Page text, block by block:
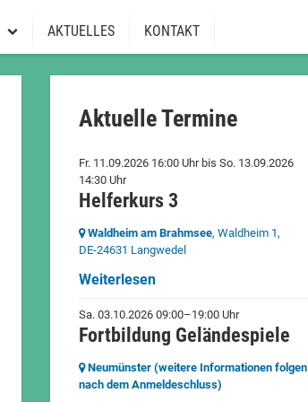
AKTUELLES KONTAKT
Aktuelle Termine
Fr. 11.09.2026 16:00 Uhr bisSo. 13.09.2026
14:30 Uhr
Helferkurs 3
Waldheim am Brahmsee, Waldheim 1,
DE-24631 Langwedel
Weiterlesen
Sa. 03.10.2026 09:00–19:00 Uhr
Fortbildung Geländespiele
Neumünster (weitere Informationen folgen
nach dem Anmeldeschluss)